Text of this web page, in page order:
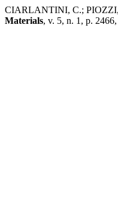
CIARLANTINI, C.; PIOZZI,
Materials, v. 5, n. 1, p.